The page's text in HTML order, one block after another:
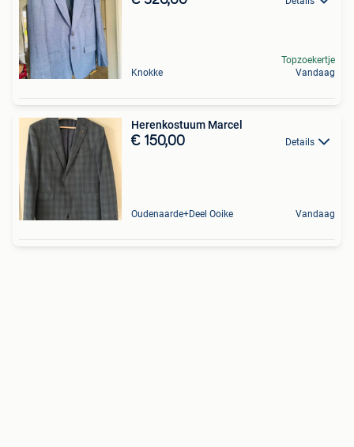
Knokke
Topzoekertje
Vandaag
Herenkostuum Marcel
€ 150,00 Details
Oudenaarde+Deel Ooike Vandaag